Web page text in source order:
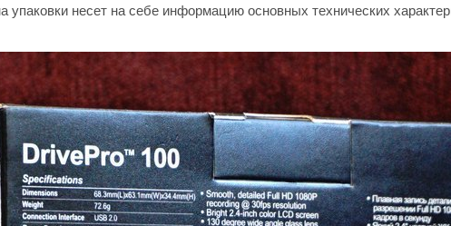
упаковки несет на себе информацию основных технических